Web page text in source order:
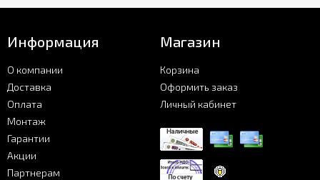
Информация
О компании
Доставка
Оплата
Монтаж
Гарантии
Акции
Партнерам
Магазин
Корзина
Оформить заказ
Личный кабинет